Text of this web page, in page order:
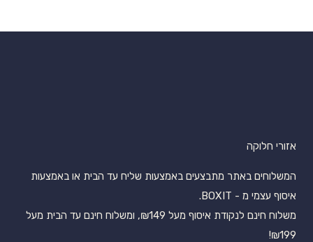
אזורי חלוקה
המשלוחים באתר מתבצעים באמצעות שליח עד הבית או באמצעות
איסוף עצמי מ - BOXIT.
משלוח חינם לנקודת איסוף מעל ₪149, ומשלוח חינם עד הבית מעל
₪199!